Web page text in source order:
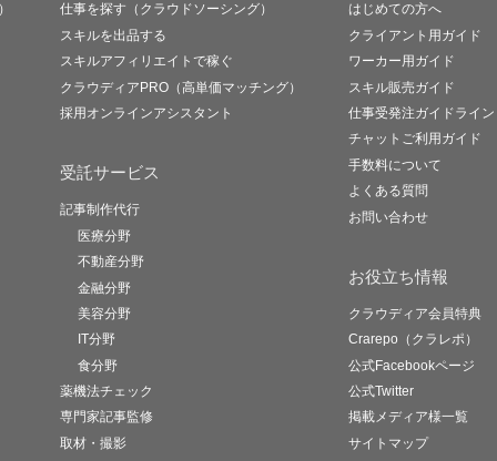
仕事を探す（クラウドソーシング）
スキルを出品する
スキルアフィリエイトで稼ぐ
クラウディアPRO（高単価マッチング）
採用オンラインアシスタント
受託サービス
記事制作代行
医療分野
不動産分野
金融分野
美容分野
IT分野
食分野
薬機法チェック
専門家記事監修
取材・撮影
はじめての方へ
クライアント用ガイド
ワーカー用ガイド
スキル販売ガイド
仕事受発注ガイドライン
チャットご利用ガイド
手数料について
よくある質問
お問い合わせ
お役立ち情報
クラウディア会員特典
Crarepo（クラレポ）
公式Facebookページ
公式Twitter
掲載メディア様一覧
サイトマップ